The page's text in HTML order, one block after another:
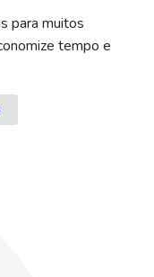
para muitos
tempo e